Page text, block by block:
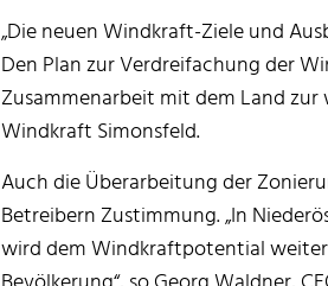
„Die neuen Windkraft-Ziele und
Den Plan zur Verdreifachung der
Zusammenarbeit mit dem Land
Windkraft Simonsfeld.
Auch die Überarbeitung der
Betreibern Zustimmung. „In
wird dem Windkraftpotential